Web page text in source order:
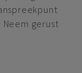
gerust